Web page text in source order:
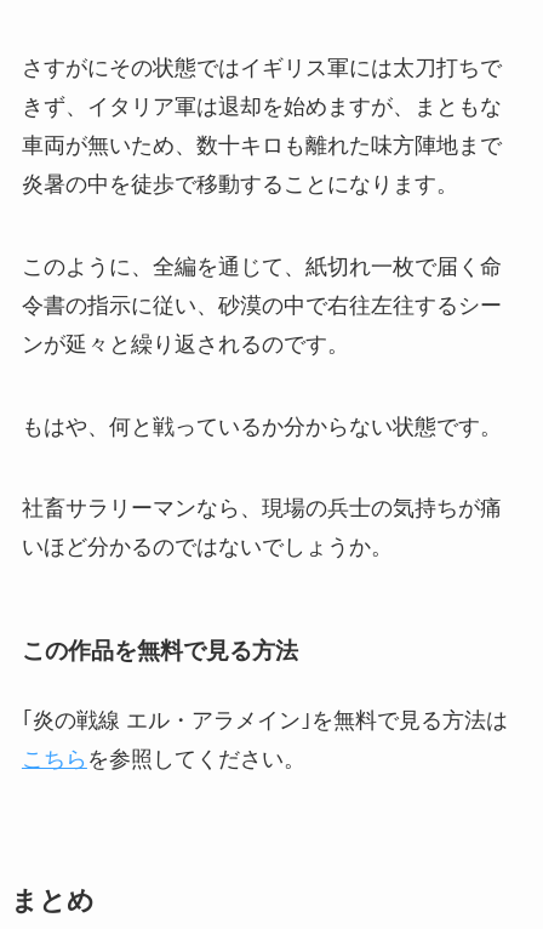
さすがにその状態ではイギリス軍には太刀打ちで
きず、イタリア軍は退却を始めますが、まともな
車両が無いため、数十キロも離れた味方陣地まで
炎暑の中を徒歩で移動することになります。
このように、全編を通じて、紙切れ一枚で届く命
令書の指示に従い、砂漠の中で右往左往するシー
ンが延々と繰り返されるのです。
もはや、何と戦っているか分からない状態です。
社畜サラリーマンなら、現場の兵士の気持ちが痛
いほど分かるのではないでしょうか。
この作品を無料で見る方法
｢炎の戦線 エル・アラメイン｣を無料で見る方法は
こちら を参照してください。
まとめ